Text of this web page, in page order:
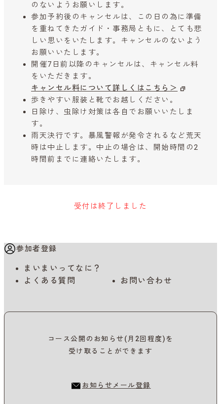
のないようお願いします。
参加予約後のキャンセルは、この日の為に準備
を重ねてきたガイド・事務局ともに、とても悲
しい思いをいたします。キャンセルのないよう
お願いいたします。
開催7日前以降のキャンセルは、キャンセル料
をいただきます。
キャンセル料について詳しくはこちら＞
歩きやすい服装と靴でお越しください。
日除け、虫除け対策は各自でお願いいたしま
す。
雨天決行です。暴風警報が発令されるなど荒天
時は中止します。中止の場合は、開始時間の2
時間前までに連絡いたします。
受付は終了しました
参加者登録
まいまいってなに？
よくある質問
お問い合わせ
コース公開のお知らせ(月2回程度)を
受け取ることができます
お知らせメール登録